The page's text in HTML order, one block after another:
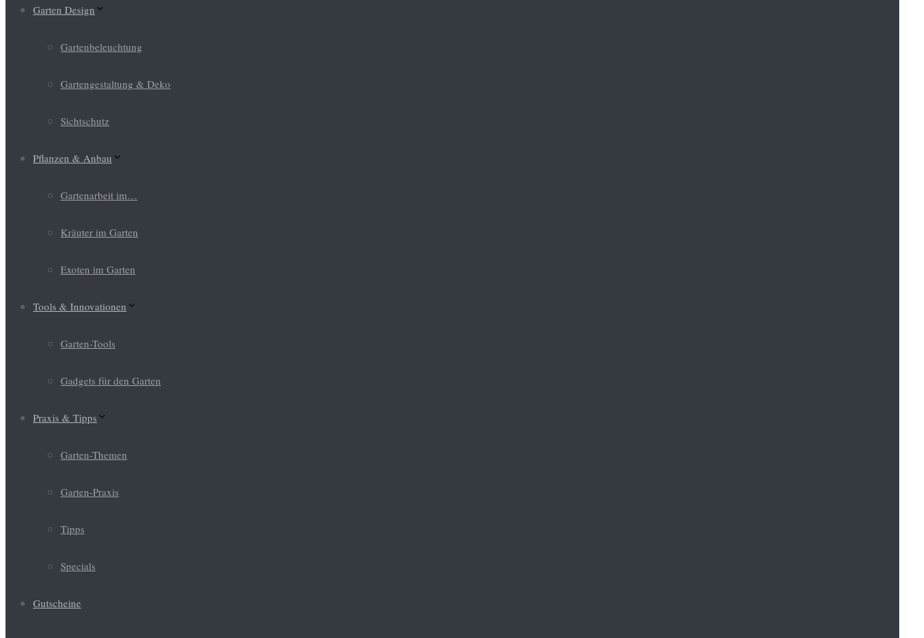
Garten Design
Gartenbeleuchtung
Gartengestaltung & Deko
Sichtschutz
Pflanzen & Anbau
Gartenarbeit im…
Kräuter im Garten
Exoten im Garten
Tools & Innovationen
Garten-Tools
Gadgets für den Garten
Praxis & Tipps
Garten-Themen
Garten-Praxis
Tipps
Specials
Gutscheine